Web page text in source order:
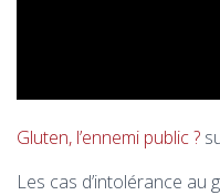
Gluten, l’ennemi public ?
Les cas d’intolérance au